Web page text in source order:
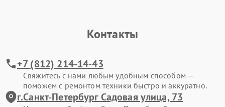
Контакты
+7 (812) 214-14-43
Свяжитесь с нами любым удобным способом —
поможем с ремонтом техники быстро и аккуратно.
г.Санкт-Петербург Садовая улица, 73